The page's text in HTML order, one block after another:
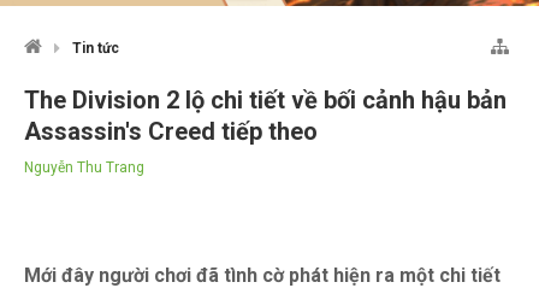
Tin tức
The Division 2 lộ chi tiết về bối cảnh hậu bản
Assassin's Creed tiếp theo
Nguyễn Thu Trang
Mới đây người chơi đã tình cờ phát hiện ra một chi tiết